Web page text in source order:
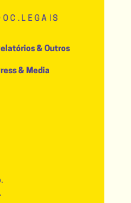
& Outros
& Media